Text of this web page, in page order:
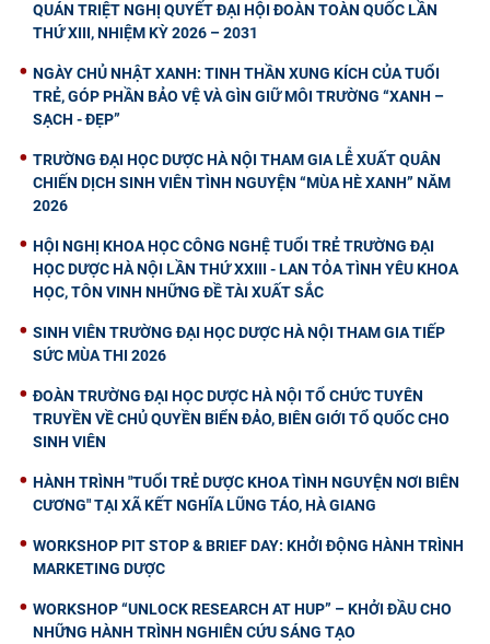
QUÁN TRIỆT NGHỊ QUYẾT ĐẠI HỘI ĐOÀN TOÀN QUỐC LẦN
THỨ XIII, NHIỆM KỲ 2026 – 2031
NGÀY CHỦ NHẬT XANH: TINH THẦN XUNG KÍCH CỦA TUỔI
TRẺ, GÓP PHẦN BẢO VỆ VÀ GÌN GIỮ MÔI TRƯỜNG “XANH –
SẠCH - ĐẸP”
TRƯỜNG ĐẠI HỌC DƯỢC HÀ NỘI THAM GIA LỄ XUẤT QUÂN
CHIẾN DỊCH SINH VIÊN TÌNH NGUYỆN “MÙA HÈ XANH” NĂM
2026
HỘI NGHỊ KHOA HỌC CÔNG NGHỆ TUỔI TRẺ TRƯỜNG ĐẠI
HỌC DƯỢC HÀ NỘI LẦN THỨ XXIII - LAN TỎA TÌNH YÊU KHOA
HỌC, TÔN VINH NHỮNG ĐỀ TÀI XUẤT SẮC
SINH VIÊN TRƯỜNG ĐẠI HỌC DƯỢC HÀ NỘI THAM GIA TIẾP
SỨC MÙA THI 2026
ĐOÀN TRƯỜNG ĐẠI HỌC DƯỢC HÀ NỘI TỔ CHỨC TUYÊN
TRUYỀN VỀ CHỦ QUYỀN BIỂN ĐẢO, BIÊN GIỚI TỔ QUỐC CHO
SINH VIÊN
HÀNH TRÌNH "TUỔI TRẺ DƯỢC KHOA TÌNH NGUYỆN NƠI BIÊN
CƯƠNG" TẠI XÃ KẾT NGHĨA LŨNG TÁO, HÀ GIANG
WORKSHOP PIT STOP & BRIEF DAY: KHỞI ĐỘNG HÀNH TRÌNH
MARKETING DƯỢC
WORKSHOP “UNLOCK RESEARCH AT HUP” – KHỞI ĐẦU CHO
NHỮNG HÀNH TRÌNH NGHIÊN CỨU SÁNG TẠO